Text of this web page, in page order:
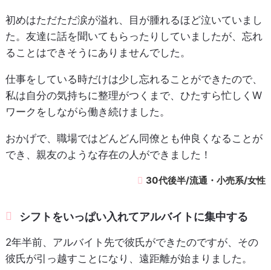
初めはただただ涙が溢れ、目が腫れるほど泣いていまし
た。友達に話を聞いてもらったりしていましたが、忘れ
ることはできそうにありませんでした。
仕事をしている時だけは少し忘れることができたので、
私は自分の気持ちに整理がつくまで、ひたすら忙しくW
ワークをしながら働き続けました。
おかげで、職場ではどんどん同僚とも仲良くなることが
でき、親友のような存在の人ができました！
30代後半/流通・小売系/女性
シフトをいっぱい入れてアルバイトに集中する
2年半前、アルバイト先で彼氏ができたのですが、その
彼氏が引っ越すことになり、遠距離が始まりました。